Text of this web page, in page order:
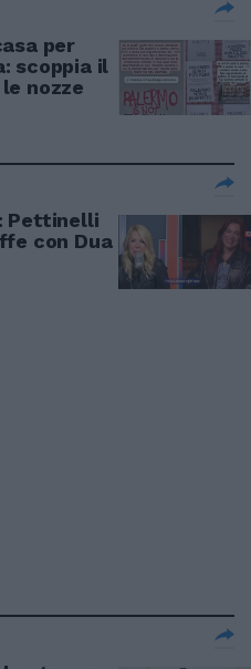
per
scoppia il
nozze
Pettinelli
con Dua